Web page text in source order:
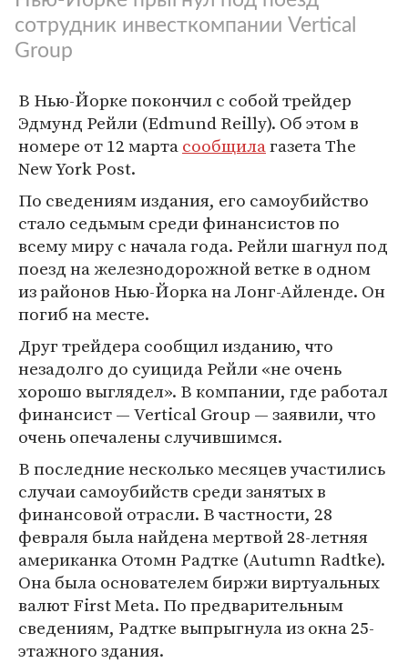
сотрудник инвесткомпании Vertical
Group
В Нью-Йорке покончил с собой трейдер
Эдмунд Рейли (Edmund Reilly). Об этом в
номере от 12 мартасообщилагазета The
New York Post.
По сведениям издания, его самоубийство
стало седьмым среди финансистов по
всему миру с начала года. Рейли шагнул под
поезд на железнодорожной ветке в одном
из районов Нью-Йорка на Лонг-Айленде. Он
погиб на месте.
Друг трейдера сообщил изданию, что
незадолго до суицида Рейли «не очень
хорошо выглядел». В компании, где работал
финансист — Vertical Group — заявили, что
очень опечалены случившимся.
В последние несколько месяцев участились
случаи самоубийств среди занятых в
финансовой отрасли. В частности, 28
февраля была найдена мертвой 28-летняя
американка Отомн Радтке (Autumn Radtke).
Она была основателем биржи виртуальных
валют First Meta. По предварительным
сведениям, Радтке выпрыгнула из окна 25-
этажного здания.